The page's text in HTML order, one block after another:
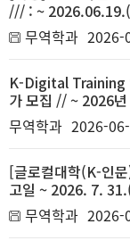
/// : ~
무역학과 2026-
K-Digital Training
가 모집 // ~ 2026
무역학과 2026-
[글로컬대학(K-인
고일 ~ 2026. 7.
무역학과 2026-